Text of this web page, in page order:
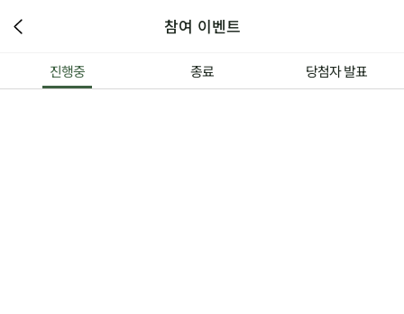
참여 이벤트
진행중 종료 당첨자 발표